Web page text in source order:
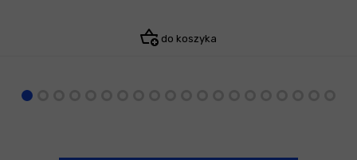
do koszyka